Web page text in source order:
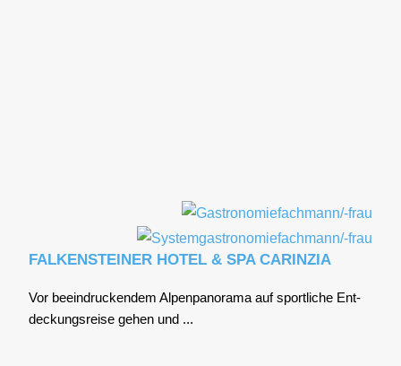
FALKENSTEINER HOTEL & SPA CARINZIA
Vor beein­dru­cken­dem Alpen­pan­ora­ma auf sport­li­che Ent­
de­ckungs­rei­se gehen und ...